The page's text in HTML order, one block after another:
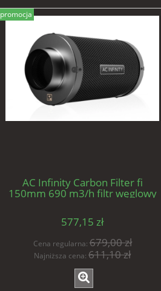
AC Infinity Carbon Filter fi
150mm 690 m3/h filtr węglowy
577,15 zł
Cena regularna:679,00 zł
Najniższa cena: 611,10 zł
promocja